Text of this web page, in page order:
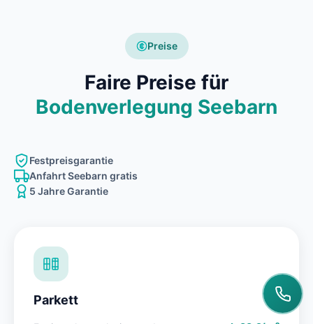
Preise
Faire Preise für
Bodenverlegung Seebarn
Festpreisgarantie
Anfahrt Seebarn gratis
5 Jahre Garantie
Parkett